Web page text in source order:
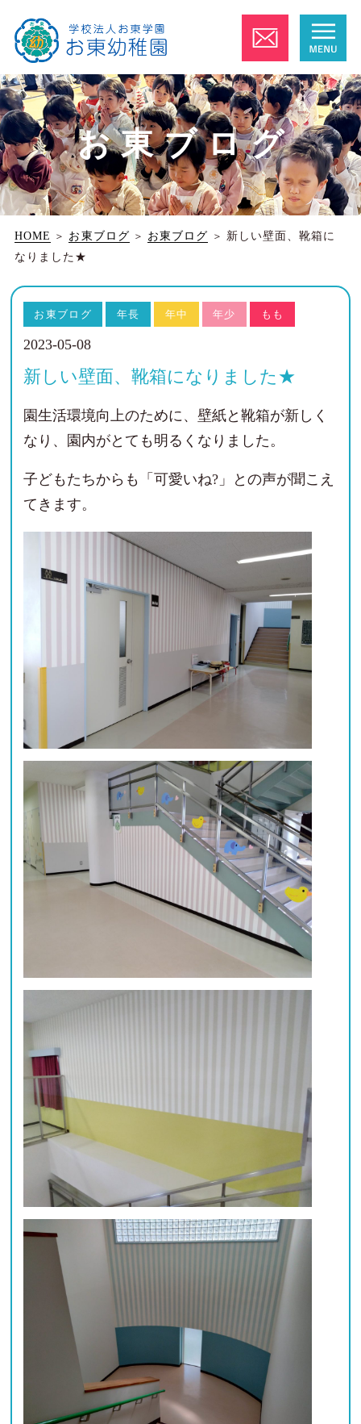
お東ブログ
HOME ＞ お東ブログ ＞ お東ブログ ＞ 新しい壁面、靴箱に
なりました★
お東ブログ 年長 年中 年少 もも
2023-05-08
新しい壁面、靴箱になりました★
園生活環境向上のために、壁紙と靴箱が新しく
なり、園内がとても明るくなりました。
子どもたちからも「可愛いね?」との声が聞こえ
てきます。